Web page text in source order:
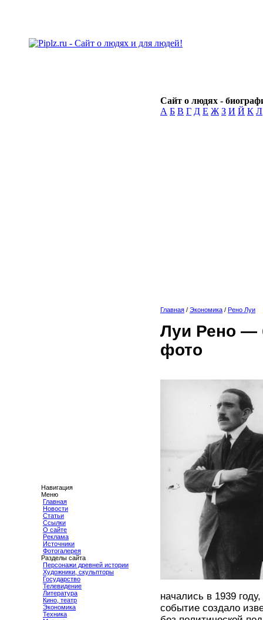
Сайт о людях -
А Б В Г Д Е Ж З И Й К Л
Навигация
Меню
Главная
Новости
Статьи
Ссылки
О сайте
Реклама
Источники
Фотогалерея
Разделы сайта
Персонажи древней истории
Художники, скульпторы
Государство
Телевидение
Литература
Кино, театр
Экономика
Техника
Главная / Экономика / Рено Луи
Луи Рено —
фото
начались в 1939
событие создало